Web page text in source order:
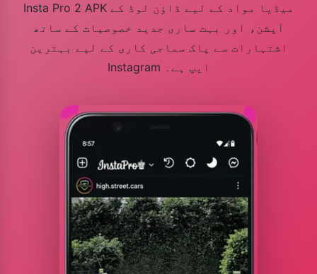
Insta Pro 2 APK میڈیا مواد کے لیے ڈاؤن لوڈ کے
آپشن، اور بہت ساری جدید خصوصیات کے ساتھ
اشتہارات سے پاک سماجی کاری کے لیے بہترین
Instagram ایپ ہے۔